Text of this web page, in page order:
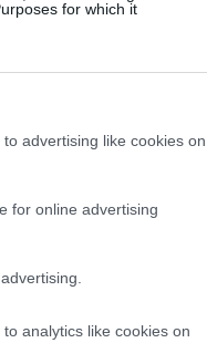
for which it
advertising like cookies on
for online advertising
analytics like cookies on
σύζυγό της:
ένας υπέροχος